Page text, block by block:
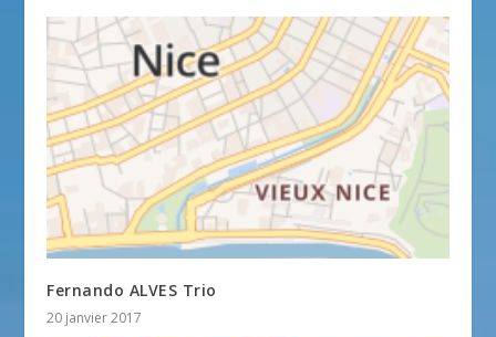
Fernando ALVES Trio
20 janvier 2017